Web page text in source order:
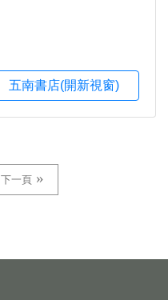
五南書店(開新視窗)
下一頁